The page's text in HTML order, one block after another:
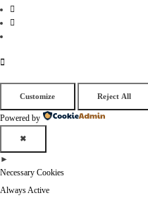
Customize Reject All
Powered by
✖
►
Necessary Cookies
Always Active